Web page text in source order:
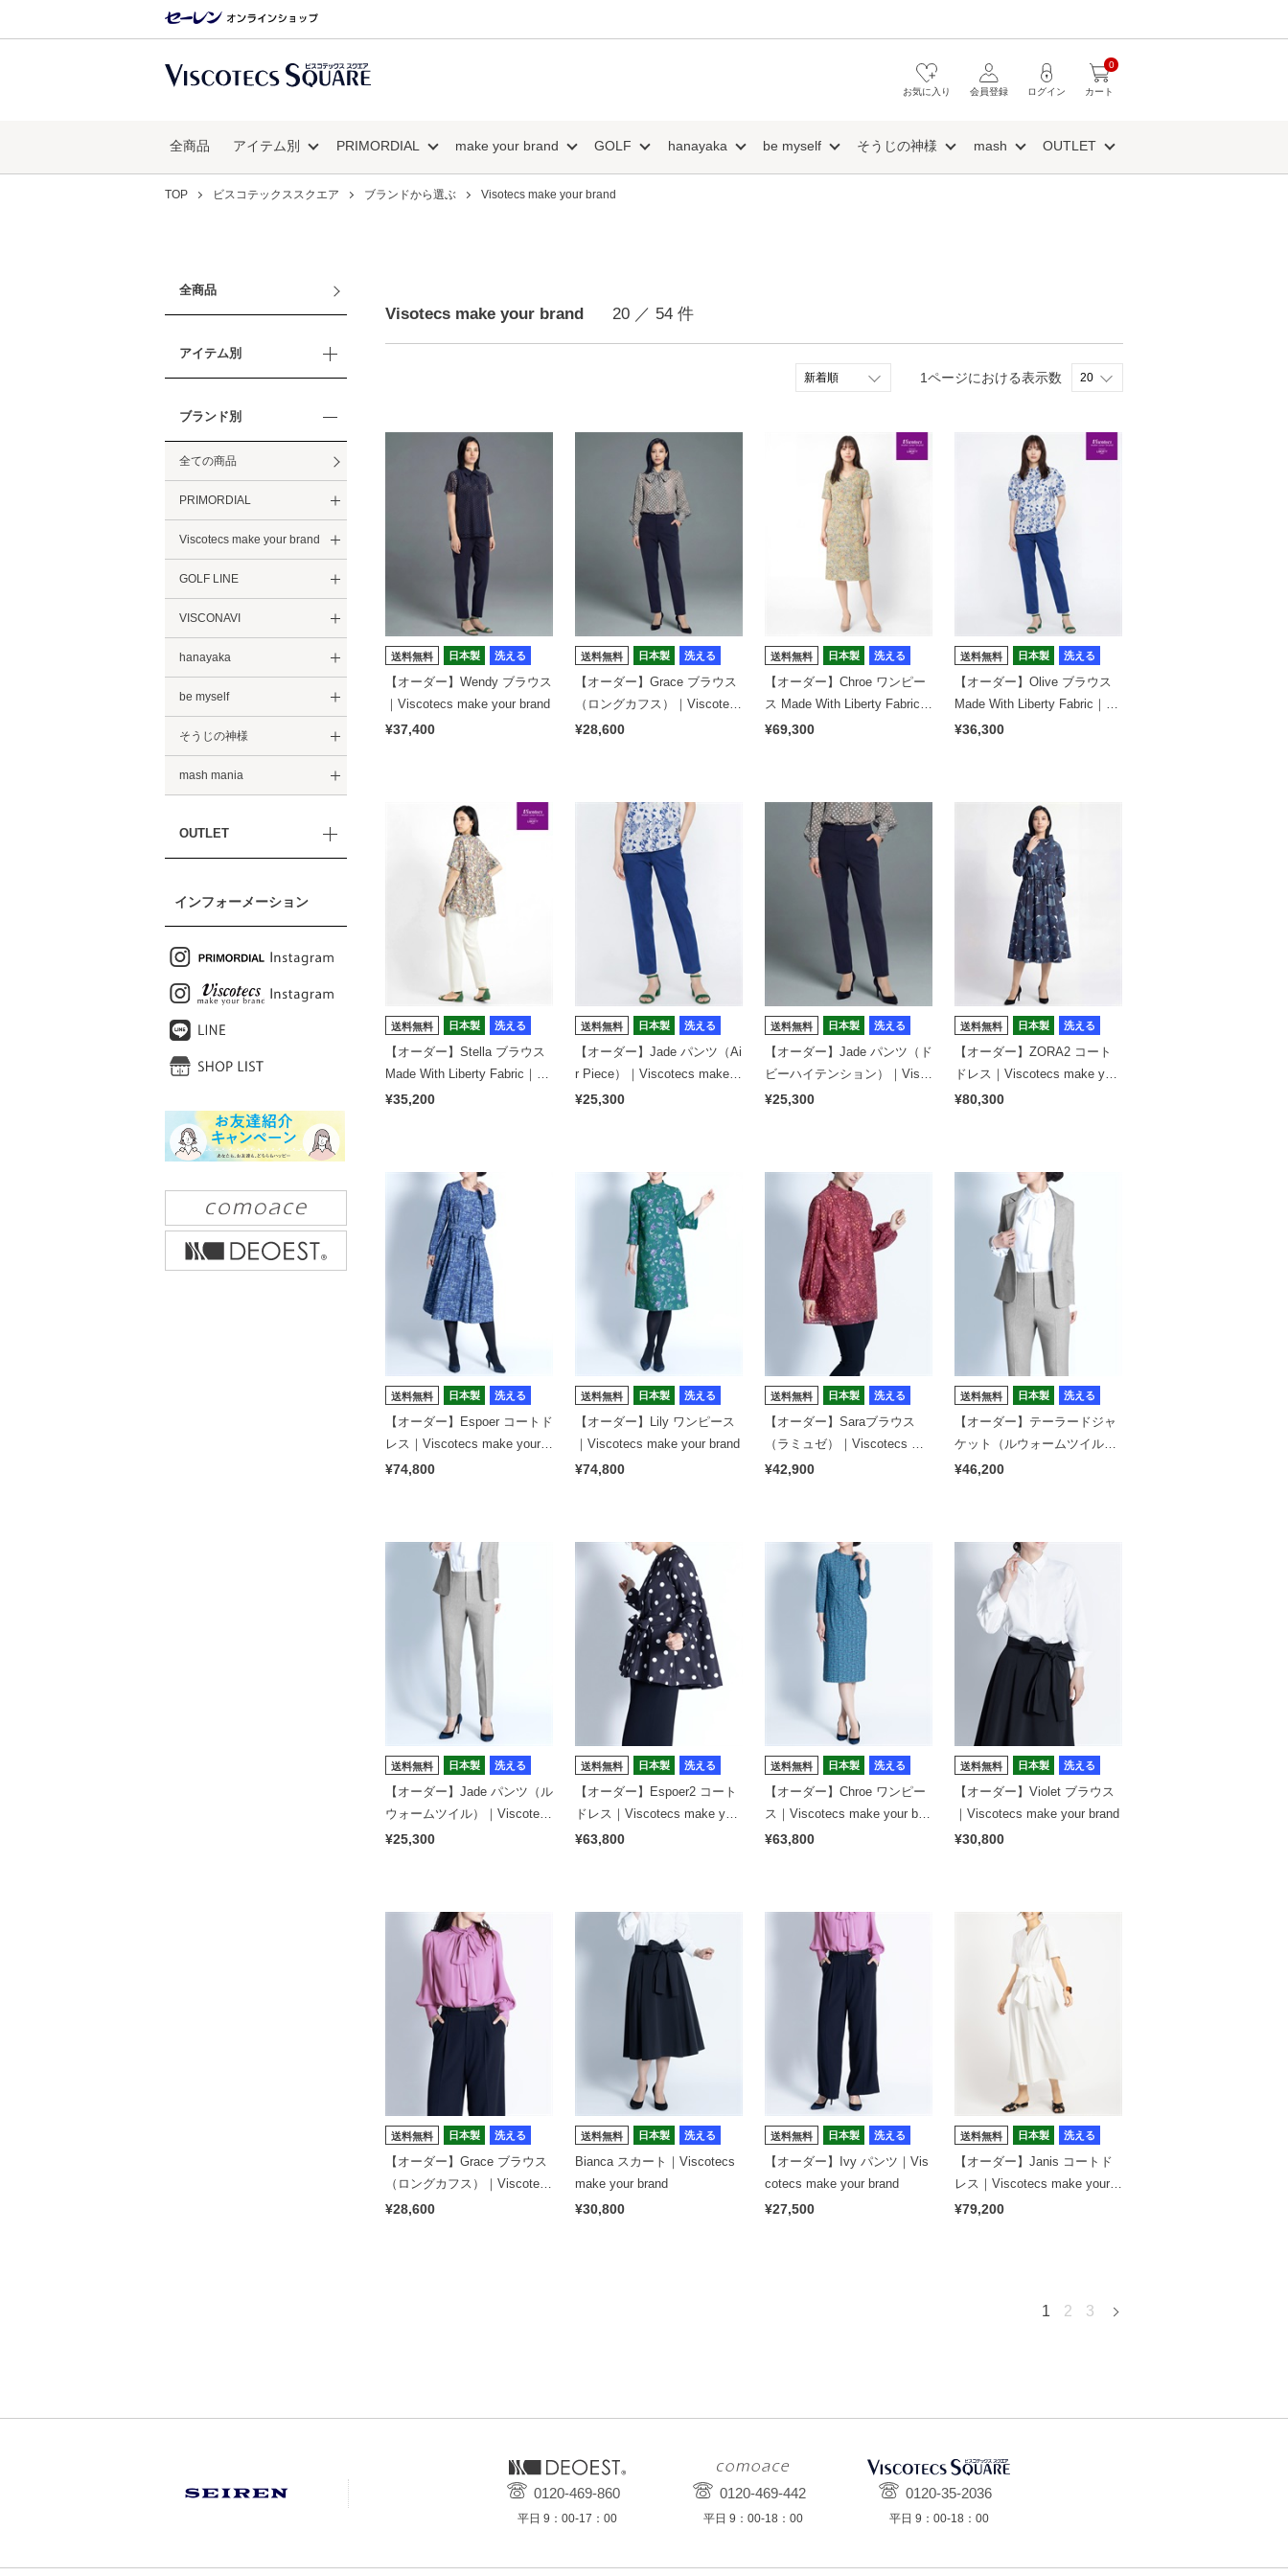
カート
0
ログイン
会員登録
お気に入り
全商品 アイテム別 PRIMORDIAL make your brand GOLF hanayaka be myself そうじの神様 mash OUTLET
TOP ビスコテックススクエア ブランドから選ぶ Visotecs make your brand
全商品
アイテム別
ブランド別
全ての商品
PRIMORDIAL
Viscotecs make your brand
GOLF LINE
VISCONAVI
hanayaka
be myself
そうじの神様
mash mania
OUTLET
インフォーメーション
Visotecs make your brand 20 ／ 54 件
1ページにおける表示数
送料無料 日本製 洗える
【オーダー】Wendy ブラウス
｜Viscotecs make your brand
¥37,400
送料無料 日本製 洗える
【オーダー】Grace ブラウス
（ロングカフス）｜Viscotecs
make your brand
¥28,600
送料無料 日本製 洗える
【オーダー】Chroe ワンピー
ス Made With Liberty Fabric｜
Viscotecs make your brand
¥69,300
送料無料 日本製 洗える
【オーダー】Olive ブラウス
Made With Liberty Fabric｜Vi
scotecs make your brand
¥36,300
送料無料 日本製 洗える
【オーダー】Stella ブラウス
Made With Liberty Fabric｜Vi
scotecs make your brand
¥35,200
送料無料 日本製 洗える
【オーダー】Jade パンツ（Ai
r Piece）｜Viscotecs make y
our brand
¥25,300
送料無料 日本製 洗える
【オーダー】Jade パンツ（ド
ビーハイテンション）｜Visc
otecs make your brand
¥25,300
送料無料 日本製 洗える
【オーダー】ZORA2 コート
ドレス｜Viscotecs make your
brand
¥80,300
送料無料 日本製 洗える
【オーダー】Espoer コートド
レス｜Viscotecs make your b
rand
¥74,800
送料無料 日本製 洗える
【オーダー】Lily ワンピース
｜Viscotecs make your brand
¥74,800
送料無料 日本製 洗える
【オーダー】Saraブラウス
（ラミュゼ）｜Viscotecs ma
ke your brand
¥42,900
送料無料 日本製 洗える
【オーダー】テーラードジャ
ケット（ルウォームツイル）
｜Viscotecs make your brand
¥46,200
送料無料 日本製 洗える
【オーダー】Jade パンツ（ル
ウォームツイル）｜Viscotecs
make your brand
¥25,300
送料無料 日本製 洗える
【オーダー】Espoer2 コート
ドレス｜Viscotecs make your
brand
¥63,800
送料無料 日本製 洗える
【オーダー】Chroe ワンピー
ス｜Viscotecs make your bra
nd
¥63,800
送料無料 日本製 洗える
【オーダー】Violet ブラウス
｜Viscotecs make your brand
¥30,800
送料無料 日本製 洗える
【オーダー】Grace ブラウス
（ロングカフス）｜Viscotecs
make your brand
¥28,600
送料無料 日本製 洗える
Bianca スカート｜Viscotecs
make your brand
¥30,800
送料無料 日本製 洗える
【オーダー】Ivy パンツ｜Vis
cotecs make your brand
¥27,500
送料無料 日本製 洗える
【オーダー】Janis コートド
レス｜Viscotecs make your b
rand
¥79,200
1 2 3
0120-469-860
平日 9：00-17：00
0120-469-442
平日 9：00-18：00
0120-35-2036
平日 9：00-18：00